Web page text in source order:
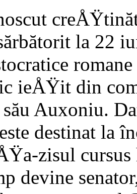
la 22
ieÅŸit din
Auxoniu.
destinat la
zisul
devine